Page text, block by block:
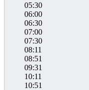
05:30
06:00
06:30
07:00
07:30
08:11
08:51
09:31
10:11
10:51